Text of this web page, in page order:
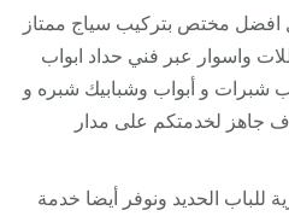
افضل مختص بتركيب سياج ممتاز
واسوار عبر فني حداد ابواب
و أبواب وشبابيك شبره و
جاهز لخدمتكم على مدار
للباب الحديد ونوفر أيضا خدمة